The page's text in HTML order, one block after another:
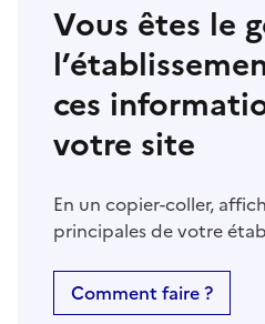
Vous êtes le
ces
votre site
En un copier-coller,
principales de votre
Comment faire ?